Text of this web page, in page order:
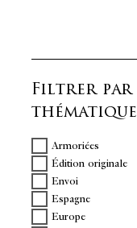
Filtrer par
thématique
Armoriées
Édition originale
Envoi
Espagne
Europe